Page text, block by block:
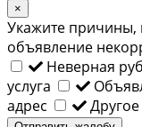
×
Укажите причины,
объявление
Неверная
услуга
адрес
Другое